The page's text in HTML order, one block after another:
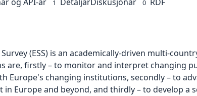
1 0
(ESS) is an academically-driven multi-
are, firstly – to monitor and interpret changing
Europe's changing institutions, secondly – to
in Europe and beyond, and thirdly – to develop